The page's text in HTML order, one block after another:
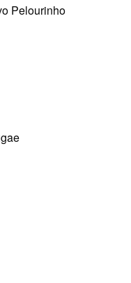
Pelourinho